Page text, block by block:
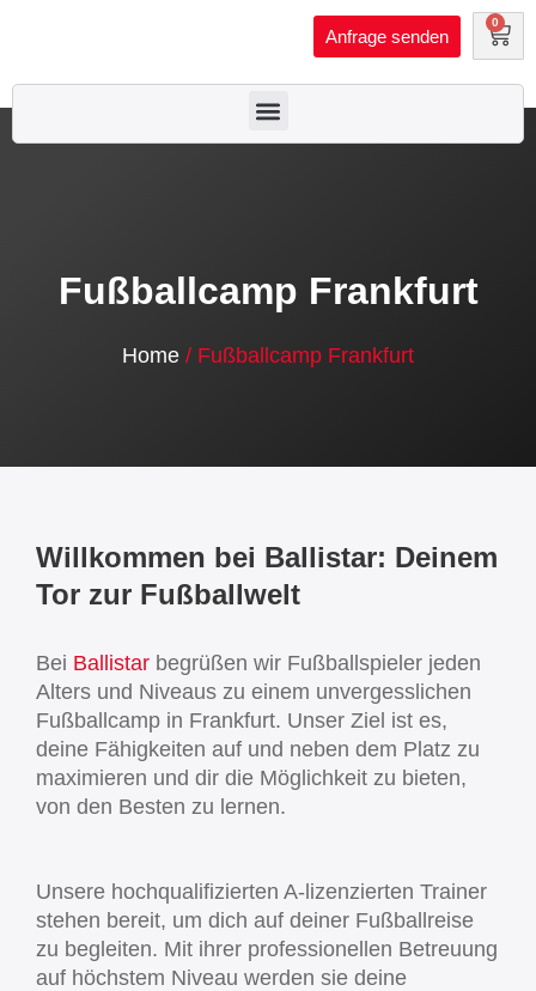
Anfrage senden
0
Menü
Fußballcamp Frankfurt
Home / Fußballcamp Frankfurt
Willkommen bei Ballistar: Deinem
Tor zur Fußballwelt
Bei Ballistar begrüßen wir Fußballspieler jeden
Alters und Niveaus zu einem unvergesslichen
Fußballcamp in Frankfurt. Unser Ziel ist es,
deine Fähigkeiten auf und neben dem Platz zu
maximieren und dir die Möglichkeit zu bieten,
von den Besten zu lernen.
Unsere hochqualifizierten A-lizenzierten Trainer
stehen bereit, um dich auf deiner Fußballreise
zu begleiten. Mit ihrer professionellen Betreuung
auf höchstem Niveau werden sie deine